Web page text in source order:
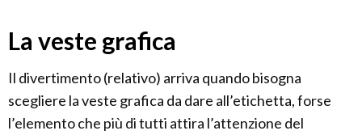
La veste grafica
Il divertimento (relativo) arriva quando bisogna
scegliere la veste grafica da dare all’etichetta, forse
l’elemento che più di tutti attira l’attenzione del